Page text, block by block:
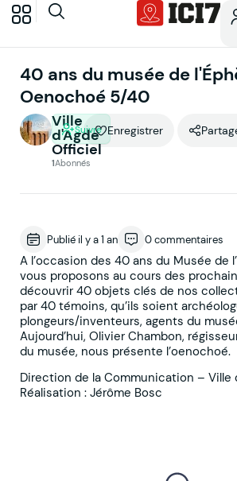
40 ans du musée de
Oenochoé 5/40
Ville
d'Agde
Officiel
1Abonnés
Suivre Enregistrer
Publié il y a 1 an 0 commentaires
A l’occasion des 40 ans du Musée de
vous proposons au cours des
découvrir 40 objets clés de nos
par 40 témoins, qu’ils soient
plongeurs/inventeurs, agents du
Aujourd’hui, Olivier Chambon,
du musée, nous présente l’oenochoé.
Direction de la Communication – Ville
Réalisation : Jérôme Bosc